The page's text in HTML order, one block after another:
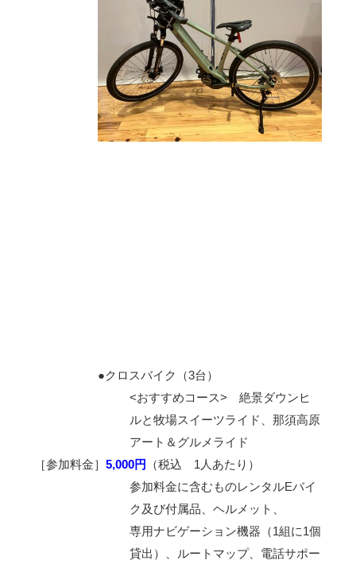
●クロスバイク（3台）
<おすすめコース> 絶景ダウンヒ
ルと牧場スイーツライド、那須高原
アート＆グルメライド
［参加料金］ 5,000円 （税込 1人あたり）
参加料金に含むものレンタルEバイ
ク及び付属品、ヘルメット、
専用ナビゲーション機器（1組に1個
貸出）、ルートマップ、電話サポー